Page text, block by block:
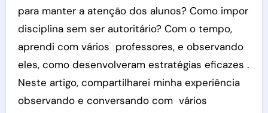
para manter a atenção dos alunos? Como impor
disciplina sem ser autoritário? Com o tempo,
aprendi com vários professores, e observando
eles, como desenvolveram estratégias eficazes .
Neste artigo, compartilharei minha experiência
observando e conversando com vários